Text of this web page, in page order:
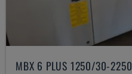
MBX 6 PLUS 1250/30-2250